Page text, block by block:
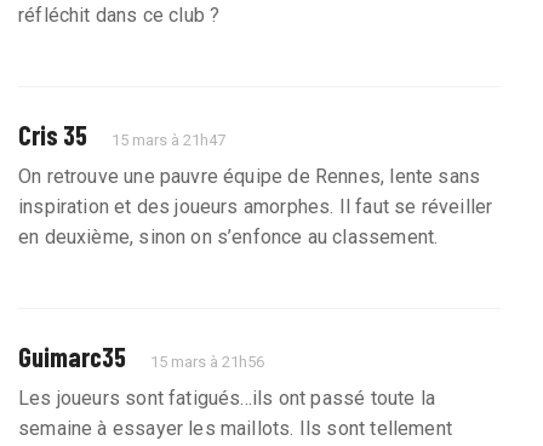
réfléchit dans ce club ?
Cris 35 15 mars à 21h47
On retrouve une pauvre équipe de Rennes, lente sans
inspiration et des joueurs amorphes. Il faut se réveiller
en deuxième, sinon on s’enfonce au classement.
Guimarc35 15 mars à 21h56
Les joueurs sont fatigués...ils ont passé toute la
semaine à essayer les maillots. Ils sont tellement